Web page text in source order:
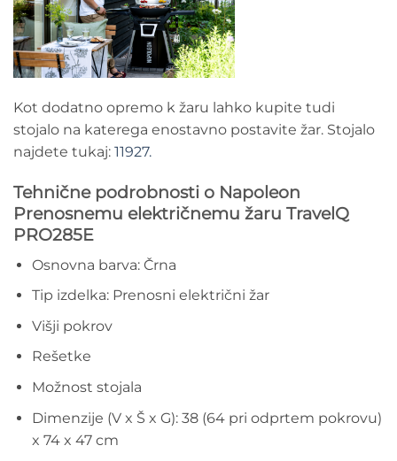
Kot dodatno opremo k žaru lahko kupite tudi
stojalo na katerega enostavno postavite žar. Stojalo
najdete tukaj: 11927.
Tehnične podrobnosti o Napoleon
Prenosnemu električnemu žaru TravelQ
PRO285E
Osnovna barva: Črna
Tip izdelka: Prenosni električni žar
Višji pokrov
Rešetke
Možnost stojala
Dimenzije (V x Š x G): 38 (64 pri odprtem pokrovu)
x 74 x 47 cm